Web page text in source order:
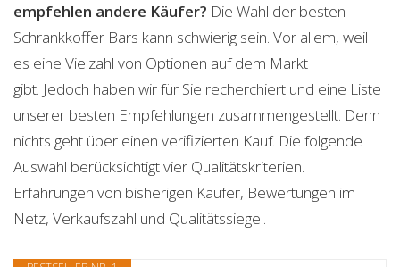
empfehlen andere Käufer? Die Wahl der besten
Schrankkoffer Bars kann schwierig sein. Vor allem, weil
es eine Vielzahl von Optionen auf dem Markt
gibt. Jedoch haben wir für Sie recherchiert und eine Liste
unserer besten Empfehlungen zusammengestellt. Denn
nichts geht über einen verifizierten Kauf. Die folgende
Auswahl berücksichtigt vier Qualitätskriterien.
Erfahrungen von bisherigen Käufer, Bewertungen im
Netz, Verkaufszahl und Qualitätssiegel.